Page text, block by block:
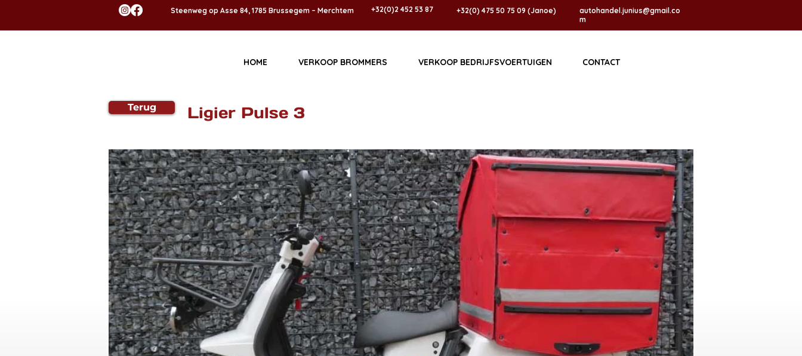
HOME VERKOOP BROMMERS VERKOOP BEDRIJFSVOERTUIGEN CONTACT
Steenweg op Asse 84, 1785 Brussegem – Merchtem +32(0)2 452 53 87 +32(0) 475 50 75 09 (Janoe)
autohandel.junius@gmail.co
m
Terug Ligier Pulse 3